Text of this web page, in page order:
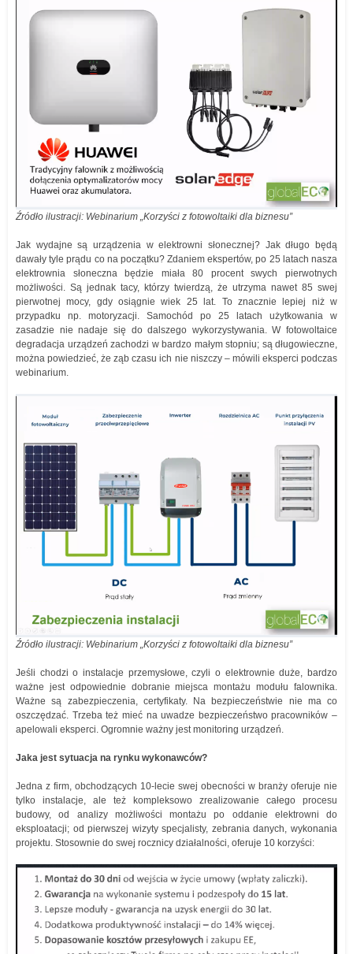
Źródło ilustracji: Webinarium „Korzyści z fotowoltaiki dla biznesu”
Jak wydajne są urządzenia w elektrowni słonecznej? Jak długo będą
dawały tyle prądu co na początku? Zdaniem ekspertów, po 25 latach nasza
elektrownia słoneczna będzie miała 80 procent swych pierwotnych
możliwości. Są jednak tacy, którzy twierdzą, że utrzyma nawet 85 swej
pierwotnej mocy, gdy osiągnie wiek 25 lat. To znacznie lepiej niż w
przypadku np. motoryzacji. Samochód po 25 latach użytkowania w
zasadzie nie nadaje się do dalszego wykorzystywania. W fotowoltaice
degradacja urządzeń zachodzi w bardzo małym stopniu; są długowieczne,
można powiedzieć, że ząb czasu ich nie niszczy – mówili eksperci podczas
webinarium.
Źródło ilustracji: Webinarium „Korzyści z fotowoltaiki dla biznesu”
Jeśli chodzi o instalacje przemysłowe, czyli o elektrownie duże, bardzo
ważne jest odpowiednie dobranie miejsca montażu modułu falownika.
Ważne są zabezpieczenia, certyfikaty. Na bezpieczeństwie nie ma co
oszczędzać. Trzeba też mieć na uwadze bezpieczeństwo pracowników –
apelowali eksperci. Ogromnie ważny jest monitoring urządzeń.
Jaka jest sytuacja na rynku wykonawców?
Jedna z firm, obchodzących 10-lecie swej obecności w branży oferuje nie
tylko instalacje, ale też kompleksowo zrealizowanie całego procesu
budowy, od analizy możliwości montażu po oddanie elektrowni do
eksploatacji; od pierwszej wizyty specjalisty, zebrania danych, wykonania
projektu. Stosownie do swej rocznicy działalności, oferuje 10 korzyści: